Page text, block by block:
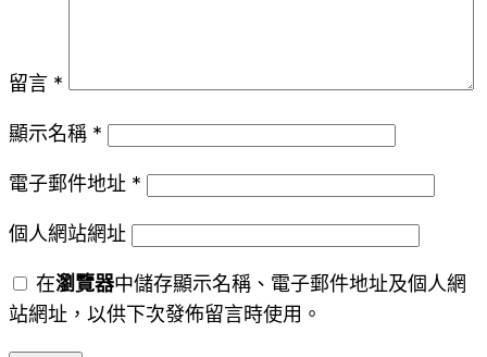
留言 *
顯示名稱 *
電子郵件地址 *
個人網站網址
在瀏覽器中儲存顯示名稱、電子郵件地址及個人網
站網址，以供下次發佈留言時使用。